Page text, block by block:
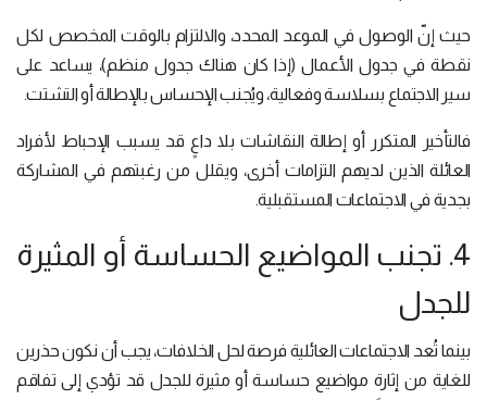
حيث إنّ الوصول في الموعد المحدد، والالتزام بالوقت المخصص لكل
نقطة في جدول الأعمال (إذا كان هناك جدول منظم)، يساعد على
سير الاجتماع بسلاسة وفعالية، ويُجنب الإحساس بالإطالة أو التشتت.
فالتأخير المتكرر أو إطالة النقاشات بلا داعٍ قد يسبب الإحباط لأفراد
العائلة الذين لديهم التزامات أخرى، ويقلل من رغبتهم في المشاركة
بجدية في الاجتماعات المستقبلية.
4. تجنب المواضيع الحساسة أو المثيرة
للجدل
بينما تُعد الاجتماعات العائلية فرصة لحل الخلافات، يجب أن نكون حذرين
للغاية من إثارة مواضيع حساسة أو مثيرة للجدل قد تؤدي إلى تفاقم